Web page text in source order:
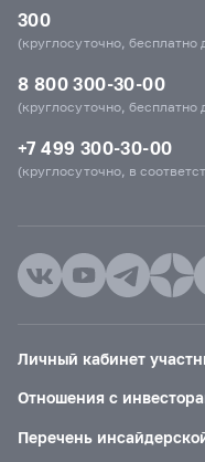
300
(круглосуточно,
8 800 300-30-00
(круглосуточно, бесплатно
+7 499 300-30-00
(круглосуточно, в
Личный кабинет
Отношения с
Перечень